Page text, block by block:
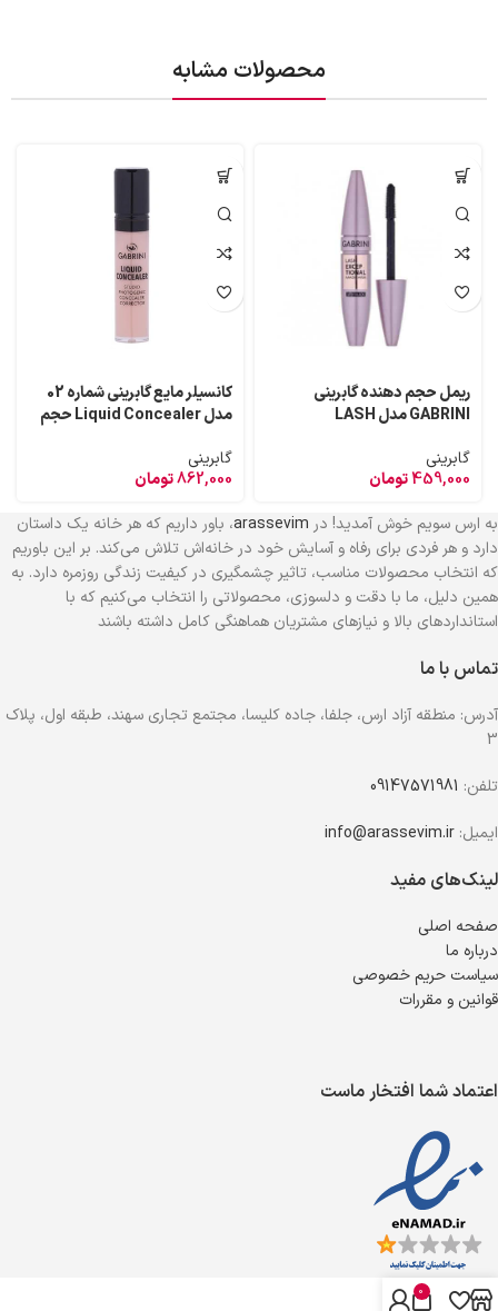
محصولات مشابه
ریمل حجم دهنده گابرینی
GABRINI مدل LASH
گابرینی
459,000تومان
کانسیلر مایع گابرینی شماره 02
مدل Liquid Concealer حجم
گابرینی
862,000تومان
به ارس سویم خوش آمدید! در arassevim، باور داریم که هر خانه یک داستان
دارد و هر فردی برای رفاه و آسایش خود در خانه‌اش تلاش می‌کند. بر این باوریم
که انتخاب محصولات مناسب، تاثیر چشمگیری در کیفیت زندگی روزمره دارد. به
همین دلیل، ما با دقت و دلسوزی، محصولاتی را انتخاب می‌کنیم که با
استانداردهای بالا و نیازهای مشتریان هماهنگی کامل داشته باشند
تماس با ما
آدرس: منطقه آزاد ارس، جلفا، جاده کلیسا، مجتمع تجاری سهند، طبقه اول، پلاک
3
تلفن: 09147571981
ایمیل: info@arassevim.ir
لینک‌های مفید
صفحه اصلی
درباره ما
سیاست حریم خصوصی
قوانین و مقررات
اعتماد شما افتخار ماست
0